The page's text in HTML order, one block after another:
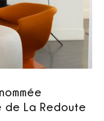
La Redoute